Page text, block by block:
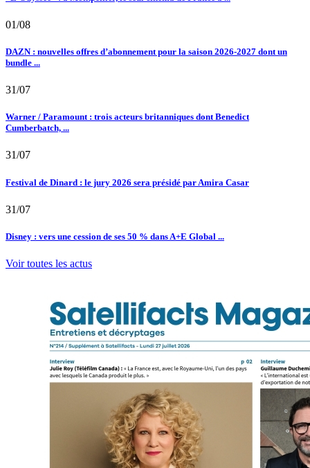
01/08
DAZN : nouvelles offres d’abonnement pour la saison 2026-2027 dont un
bundle ...
31/07
Warner / Paramount : trois acteurs britanniques dont Benedict
Cumberbatch, ...
31/07
Festival de Dinard : le jury 2026 sera présidé par Amira Casar
31/07
Disney : vers une cession de ses 50 % dans A+E Global ...
Voir toutes les actus